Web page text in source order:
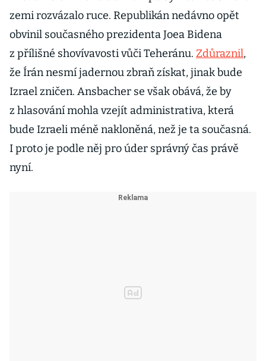
zemi rozvázalo ruce. Republikán nedávno opět
obvinil současného prezidenta Joea Bidena
z přílišné shovívavosti vůči Teheránu. Zdůraznil,
že Írán nesmí jadernou zbraň získat, jinak bude
Izrael zničen. Ansbacher se však obává, že by
z hlasování mohla vzejít administrativa, která
bude Izraeli méně nakloněná, než je ta současná.
I proto je podle něj pro úder správný čas právě
nyní.